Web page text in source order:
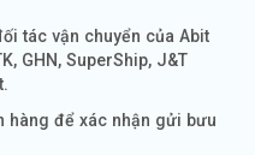
tác vận chuyển của Abit
GHN, SuperShip, J&T
hàng để xác nhận gửi bưu